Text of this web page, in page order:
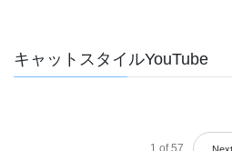
キャットスタイルYouTube
1 of 57